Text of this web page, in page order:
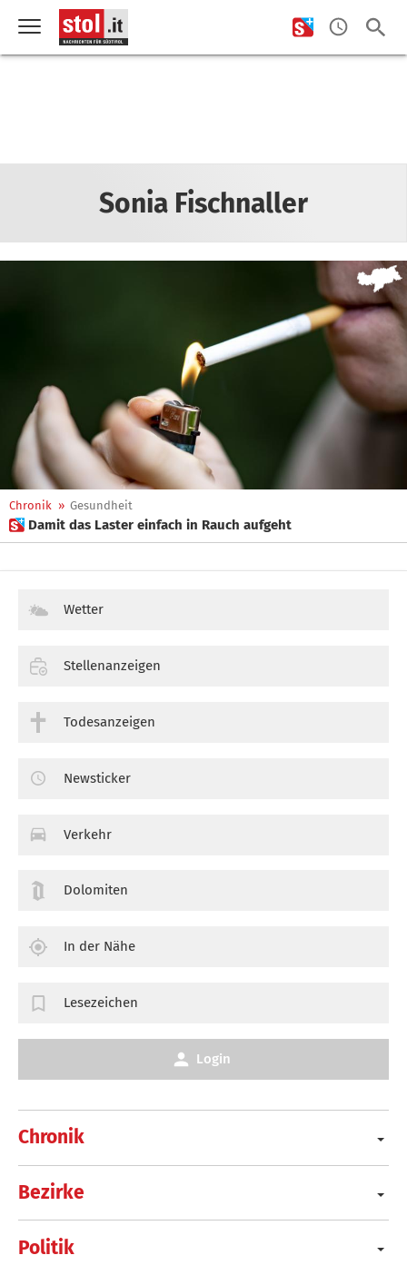
Sonia Fischnaller
Chronik » Gesundheit
 Damit das Laster einfach in Rauch aufgeht
Chronik
Bezirke
Politik
Wetter
Stellenanzeigen
Todesanzeigen
Newsticker
Verkehr
Dolomiten
In der Nähe
Lesezeichen
Login